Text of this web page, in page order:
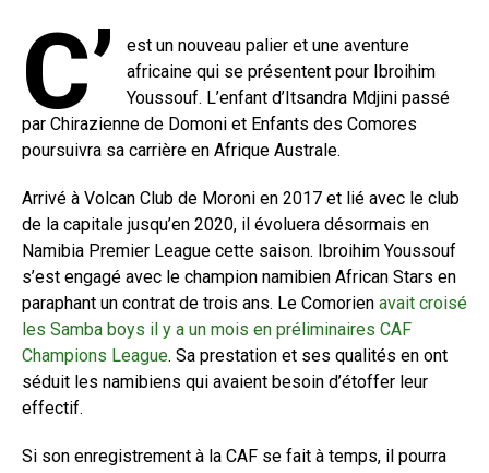
C’
est un nouveau palier et une aventure
africaine qui se présentent pour Ibroihim
Youssouf. L’enfant d’Itsandra Mdjini passé
par Chirazienne de Domoni et Enfants des Comores
poursuivra sa carrière en Afrique Australe.
Arrivé à Volcan Club de Moroni en 2017 et lié avec le club
de la capitale jusqu’en 2020, il évoluera désormais en
Namibia Premier League cette saison. Ibroihim Youssouf
s’est engagé avec le champion namibien African Stars en
paraphant un contrat de trois ans. Le Comorien avait croisé
les Samba boys il y a un mois en préliminaires CAF
Champions League. Sa prestation et ses qualités en ont
séduit les namibiens qui avaient besoin d’étoffer leur
effectif.
Si son enregistrement à la CAF se fait à temps, il pourra